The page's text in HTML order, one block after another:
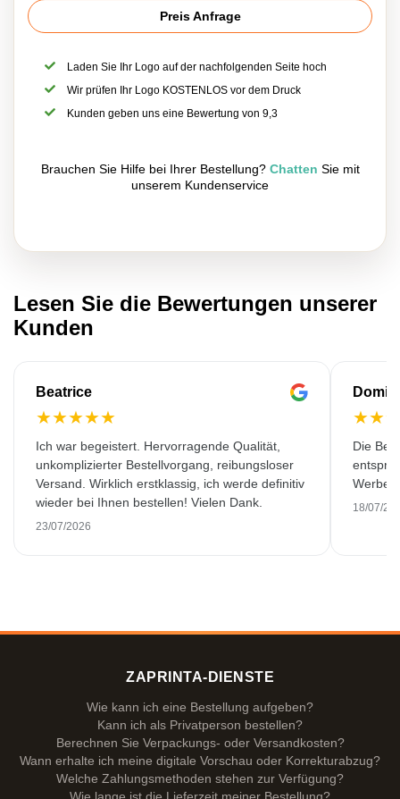
Preis Anfrage
Laden Sie Ihr Logo auf der nachfolgenden Seite hoch
Wir prüfen Ihr Logo KOSTENLOS vor dem Druck
Kunden geben uns eine Bewertung von 9,3
Brauchen Sie Hilfe bei Ihrer Bestellung? Chatten Sie mit
unserem Kundenservice
Lesen Sie die Bewertungen unserer
Kunden
Beatrice
★★★★★
Ich war begeistert. Hervorragende Qualität,
unkomplizierter Bestellvorgang, reibungsloser
Versand. Wirklich erstklassig, ich werde definitiv
wieder bei Ihnen bestellen! Vielen Dank.
23/07/2026
★★
Die
18/07/
ZAPRINTA-DIENSTE
Wie kann ich eine Bestellung aufgeben?
Kann ich als Privatperson bestellen?
Berechnen Sie Verpackungs- oder Versandkosten?
Wann erhalte ich meine digitale Vorschau oder Korrekturabzug?
Welche Zahlungsmethoden stehen zur Verfügung?